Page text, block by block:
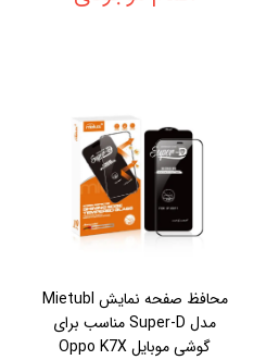
محافظ صفحه نمایش Mietubl
مدل Super-D مناسب برای
گوشی موبایل Oppo K7X